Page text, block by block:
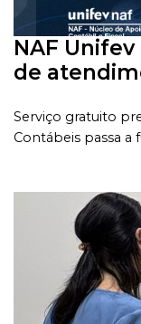
NAF
de
Serviço gratuito
Contábeis passa a